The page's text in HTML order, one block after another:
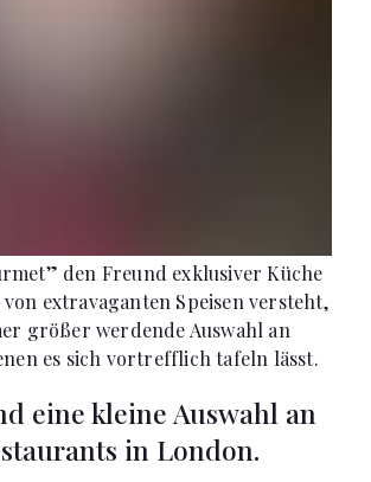
den Freund exklusiver Küche
extravaganten Speisen versteht,
größer werdende Auswahl an
es sich vortrefflich tafeln lässt.
eine kleine Auswahl an
in London.